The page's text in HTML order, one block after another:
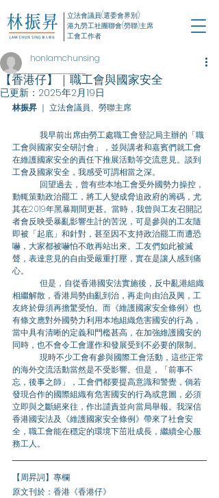
立法會議員(選委會界別)
港九勞工社團聯會(勞聯)主席
工會工作者
【香港仔】｜職工會與國家安全
honlamchunsing
已更新： 2025年2月19日
林振昇 ｜ 立法會議員、勞聯主席
我早前出席由勞工處職工會登記局主辦的「職
工會與國家安全研討會」，並與講者和嘉賓們就工會
在維護國家安全的責任下推展活動等交流意見。談到
工會及國家安全，我感受可謂相當之深。
動輒策動政治罷工，將工人變成脅迫政府的籌碼，尤
其在2019年黑暴期間更甚。當時，我曾與工友召開記
者會反映受暴亂影響生計的苦況，可是參與的工友隨
即被「起底」和針對，甚至因不支持政治罷工而遭恐
嚇，大家都被嚇怕不敢再站出來。工友們如此被滅
聲，表達意見的自由受嚴重打壓，實在是讓人感到痛
心。
相繼解散，香港局勢由亂到治，再走向由治及興，工
友終於毋須再擔驚受怕。而《維護國家安全條例》也
有條文應對外國勢力利用本地組織危害國安的行為，
當中具有清晰的定義和門檻甚高，在加強維護國安的
同時，也不會令工會運作和發展受到不必要的限制。
的海外交流活動當然是不受影響。但是，「前事不
忘，後事之師」，工會們都要提高意識和警覺，倘若
發現合作的國際組織有危害國安的行為或意圖，必須
立即與之斷絕來往，作出譴責並向當局舉報。我深信
香港國安法及《維護國家安全條例》帶來了社會安
全，職工會能在穩定的環境下茁壯成長，繼續全心服
務工人。
【周昇詞】專欄
原文刊於：香港《香港仔》